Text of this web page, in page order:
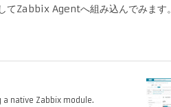
てZabbix Agentへ組み込んでみます。
a native Zabbix module.